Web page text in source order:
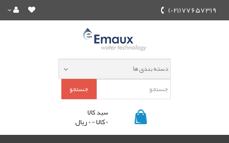
77657319(021)
جستجو
سبد کالا
0 کالا - 0 ریال